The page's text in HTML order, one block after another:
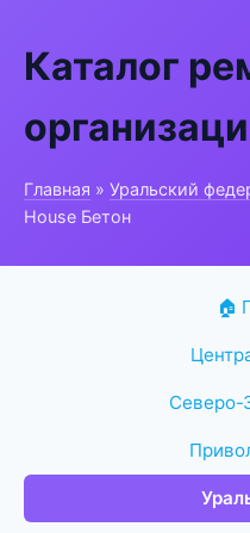
Каталог
Главная » Уральский
House Бетон
🏠